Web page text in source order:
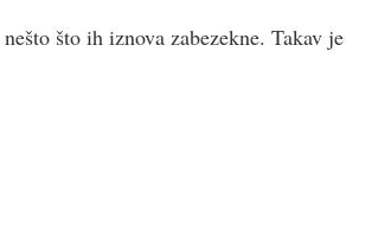
što ih iznova zabezekne. Takav je